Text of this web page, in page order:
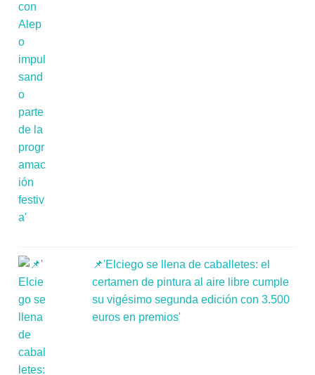
📌'Elciego se llena de caballetes: el
certamen de pintura al aire libre cumple
su vigésimo segunda edición con 3.500
euros en premios'